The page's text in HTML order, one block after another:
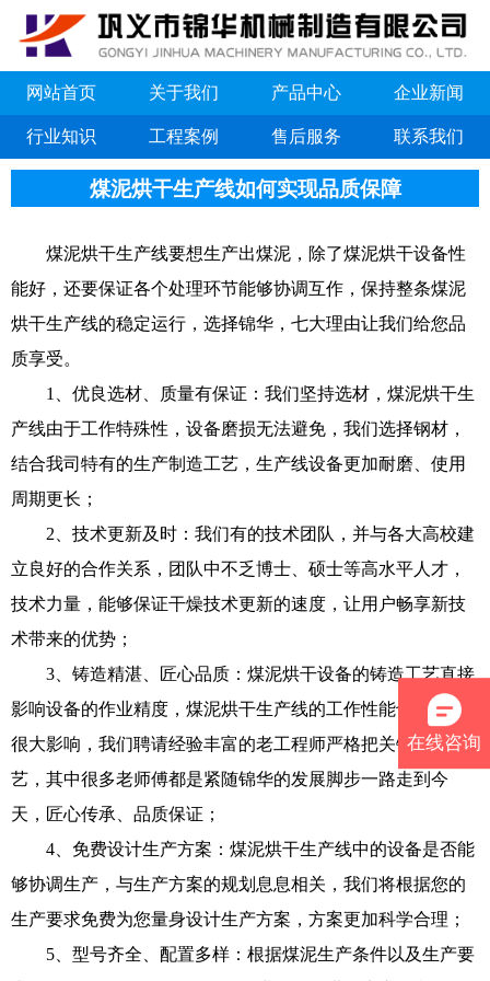
网站首页 关于我们 产品中心 企业新闻
行业知识 工程案例 售后服务 联系我们
煤泥烘干生产线如何实现品质保障
煤泥烘干生产线要想生产出煤泥，除了煤泥烘干设备性
能好，还要保证各个处理环节能够协调互作，保持整条煤泥
烘干生产线的稳定运行，选择锦华，七大理由让我们给您品
质享受。
1、优良选材、质量有保证：我们坚持选材，煤泥烘干生
产线由于工作特殊性，设备磨损无法避免，我们选择钢材，
结合我司特有的生产制造工艺，生产线设备更加耐磨、使用
周期更长；
2、技术更新及时：我们有的技术团队，并与各大高校建
立良好的合作关系，团队中不乏博士、硕士等高水平人才，
技术力量，能够保证干燥技术更新的速度，让用户畅享新技
术带来的优势；
3、铸造精湛、匠心品质：煤泥烘干设备的铸造工艺直接
影响设备的作业精度，煤泥烘干生产线的工作性能也会受到
很大影响，我们聘请经验丰富的老工程师严格把关铸造工
艺，其中很多老师傅都是紧随锦华的发展脚步一路走到今
天，匠心传承、品质保证；
4、免费设计生产方案：煤泥烘干生产线中的设备是否能
够协调生产，与生产方案的规划息息相关，我们将根据您的
生产要求免费为您量身设计生产方案，方案更加科学合理；
5、型号齐全、配置多样：根据煤泥生产条件以及生产要
在线咨询